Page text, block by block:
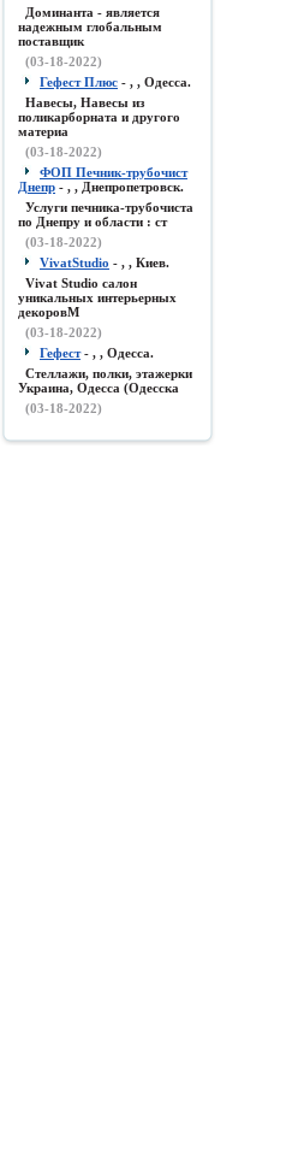
Доминанта - является
надежным глобальным
поставщик
(03-18-2022)
Гефест Плюс - , , Одесса.
Навесы, Навесы из
поликарборната и другого
материа
(03-18-2022)
ФОП Печник-трубочист
Днепр - , , Днепропетровск.
Услуги печника-трубочиста
по Днепру и области : ст
(03-18-2022)
VivatStudio - , , Киев.
Vivat Studio салон
уникальных интерьерных
декоровМ
(03-18-2022)
Гефест- , , Одесса.
Стеллажи, полки, этажерки
Украина, Одесса (Одесска
(03-18-2022)